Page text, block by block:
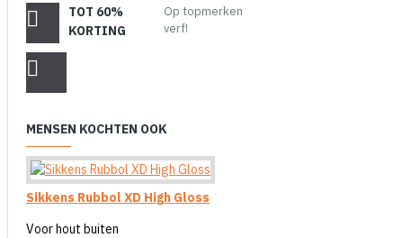
TOT 60%
KORTING
Op topmerken
verf!
MENSEN KOCHTEN OOK
Sikkens Rubbol XD High Gloss
Voor hout buiten